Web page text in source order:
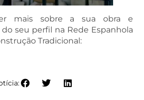
mais sobre a sua obra e
seu perfil na Rede Espanhola
Tradicional: